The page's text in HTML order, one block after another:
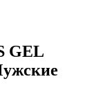
GEL